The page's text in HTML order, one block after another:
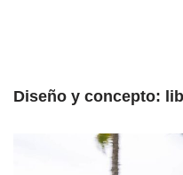
Diseño y concepto: